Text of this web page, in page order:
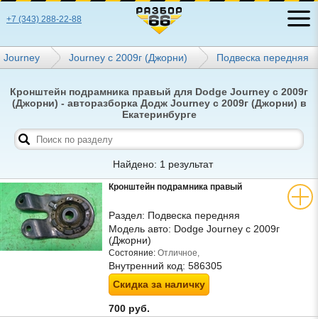
+7 (343) 288-22-88
Journey Journey с 2009г (Джорни) Подвеска передняя
Кронштейн подрамника правый для Dodge Journey с 2009г
(Джорни) - авторазборка Додж Journey с 2009г (Джорни) в
Екатеринбурге
Найдено: 1 результат
Кронштейн подрамника правый
Раздел: Подвеска передняя
Модель авто: Dodge Journey с 2009г
(Джорни)
Состояние: Отличное,
Внутренний код: 586305
Скидка за наличку
700 руб.